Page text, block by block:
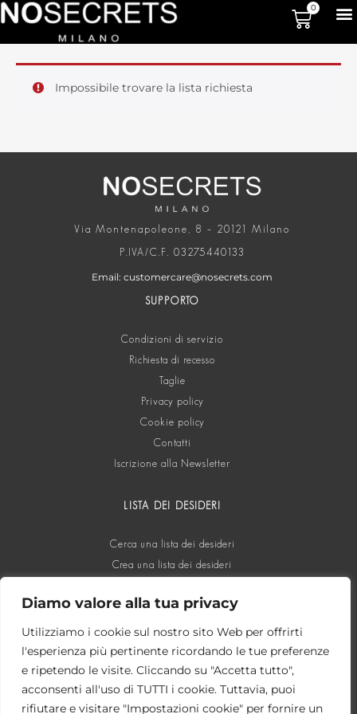
Diamo valore alla tua privacy
Utilizziamo i cookie sul nostro sito Web per offrirti
l'esperienza più pertinente ricordando le tue preferenze
e ripetendo le visite. Cliccando su "Accetta tutto",
acconsenti all'uso di TUTTI i cookie. Tuttavia, puoi
rifiutare e visitare "Impostazioni cookie" per fornire un
0
Impossibile trovare la lista richiesta
Via Montenapoleone, 8 – 20121 Milano
P.IVA/C.F. 03275440133
Email: customercare@nosecrets.com
SUPPORTO
Condizioni di servizio
Richiesta di recesso
Taglie
Privacy policy
Cookie policy
Contatti
Iscrizione alla Newsletter
LISTA DEI DESIDERI
Cerca una lista dei desideri
Crea una lista dei desideri
SOCIAL